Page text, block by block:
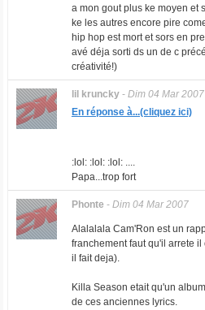
a mon gout plus ke moyen et
ke les autres encore pire
hip hop est mort et sors en
avé déja sorti ds un de c
créativité!)
lil kruncky- Dim 04 Mar 2007
En réponse à...(cliquez ici)
:lol: :lol: :lol: ....
Papa...trop fort
Phonte - Dim 04 Mar 2007
Alalalala Cam'Ron est un
franchement faut qu'il arrete
il fait deja).
Killa Season etait qu'un
de ces anciennes lyrics.